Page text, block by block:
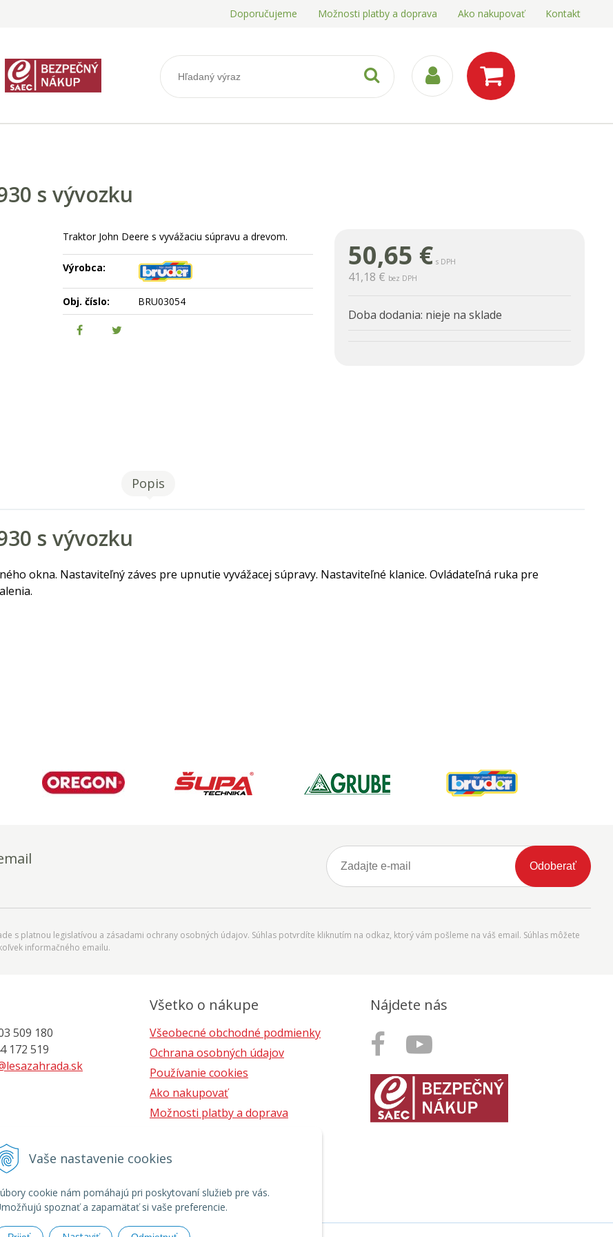
Vaše nastavenie cookies
cookie nám pomáhajú pri poskytovaní služieb pre vás.
spoznať a zapamätať si vaše preferencie.
Doporučujeme Možnosti platby a doprava Ako nakupovať Kontakt
s vývozku
50,65 € s DPH
41,18 € bez DPH
Doba dodania: nieje na sklade
Traktor John Deere s vyvážaciu súpravu a drevom.
Výrobca:
Obj. číslo: BRU03054
Popis
s vývozku
okna. Nastaviteľný záves pre upnutie vyvážacej súpravy. Nastaviteľné klanice. Ovládateľná ruka pre
Odoberať
s platnou legislatívou a zásadami ochrany osobných údajov. Súhlas potvrdíte kliknutím na odkaz, ktorý vám pošleme na váš email. Súhlas môžete
informačného emailu.
509 180
519
Všetko o nákupe
Všeobecné obchodné podmienky
Ochrana osobných údajov
Používanie cookies
Ako nakupovať
Možnosti platby a doprava
Nájdete nás